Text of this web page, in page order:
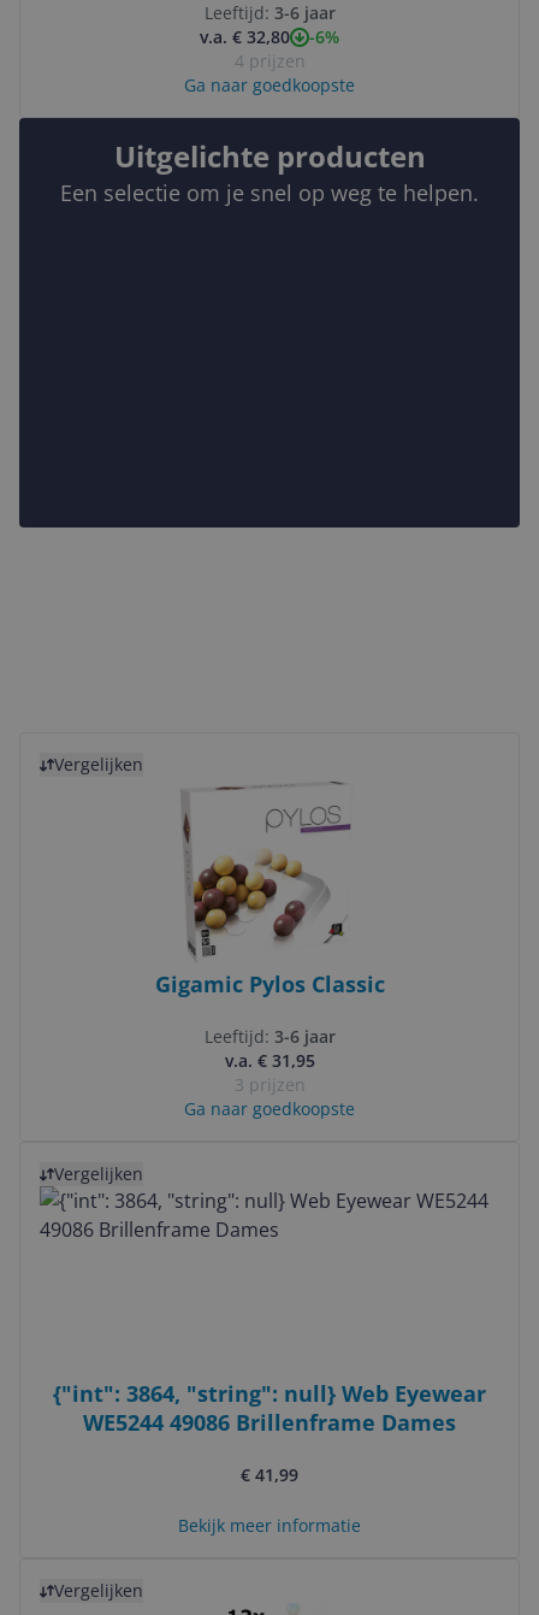
Leeftijd: 3-6 jaar
v.a. € 32,80
-6%
4 prijzen
Ga naar goedkoopste
Uitgelichte producten
Een selectie om je snel op weg te helpen.
Vergelijken
Gigamic Pylos Classic
Leeftijd: 3-6 jaar
v.a. € 31,95
3 prijzen
Ga naar goedkoopste
Vergelijken
{"int": 3864, "string": null} Web Eyewear
WE5244 49086 Brillenframe Dames
€ 41,99
Bekijk meer informatie
Vergelijken